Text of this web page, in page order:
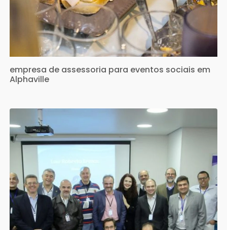
empresa de assessoria para eventos sociais em
Alphaville